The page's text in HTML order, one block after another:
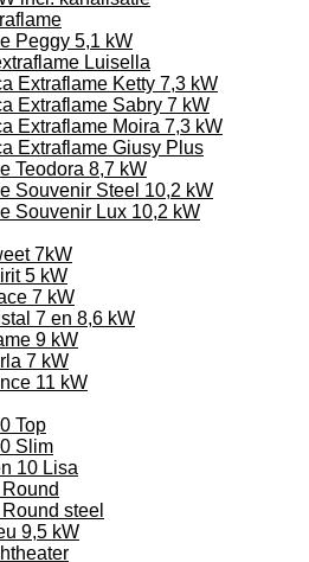
Peggy 5,1 kW
Luisella
Extraflame Ketty 7,3 kW
Extraflame Sabry 7 kW
Extraflame Moira 7,3 kW
Extraflame Giusy Plus
Teodora 8,7 kW
Souvenir Steel 10,2 kW
Souvenir Lux 10,2 kW
7kW
5 kW
7 kW
7 en 8,6 kW
9 kW
7 kW
11 kW
Top
Slim
10 Lisa
steel
9,5 kW